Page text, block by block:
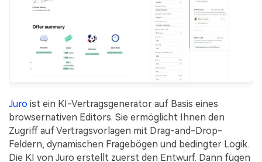
Juro ist ein KI-Vertragsgenerator auf Basis eines
browsernativen Editors. Sie ermöglicht Ihnen den
Zugriff auf Vertragsvorlagen mit Drag-and-Drop-
Feldern, dynamischen Fragebögen und bedingter Logik.
Die KI von Juro erstellt zuerst den Entwurf. Dann fügen